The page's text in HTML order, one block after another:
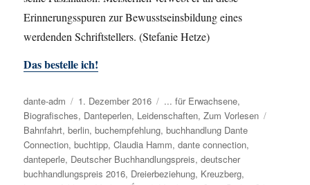
Erinnerungsspuren zur Bewusstseinsbildung eines
werdenden Schriftstellers. (Stefanie Hetze)
Das bestelle ich!
Autor
dante-adm
Veröffentlicht
am
1. Dezember 2016 Kategorien
... für Erwachsene,
Biografisches, Danteperlen, Leidenschaften,Zum Vorlesen
Bahnfahrt,berlin,buchempfehlung,buchhandlung Dante
Connection,buchtipp,Claudia Hamm,dante connection,
danteperle, Deutscher Buchhandlungspreis,deutscher
buchhandlungspreis 2016, Dreierbeziehung, Kreuzberg,